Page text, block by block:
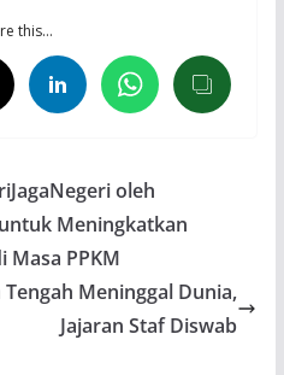
this…
oleh
Meningkatkan
PPKM
Meninggal Dunia,
Jajaran Staf Diswab